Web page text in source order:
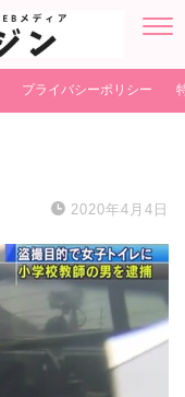
プライバシーポリシー
2020年4月4日